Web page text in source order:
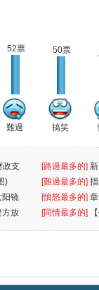
52票
難過
50票
搞笑
政支
[路過最多的]
) [難過最多的]
罪
阳镜
[憤怒最多的]
方放
[同情最多的]
敗